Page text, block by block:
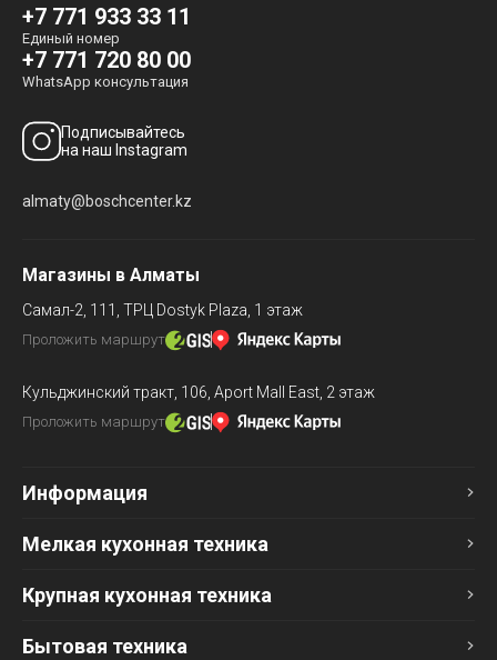
+7 771 933 33 11
Единый номер
+7 771 720 80 00
WhatsApp консультация
Подписывайтесь
на наш Instagram
almaty@boschcenter.kz
Магазины в Алматы
Самал-2, 111, ТРЦ Dostyk Plaza, 1 этаж
Проложить маршрут
Кульджинский тракт, 106, Aport Mall East, 2 этаж
Проложить маршрут
Информация
Мелкая кухонная техника
Крупная кухонная техника
Бытовая техника